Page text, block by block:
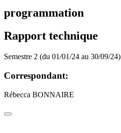
programmation
Rapport technique
Semestre 2 (du 01/01/24 au 30/09/24)
Correspondant:
Rébecca BONNAIRE